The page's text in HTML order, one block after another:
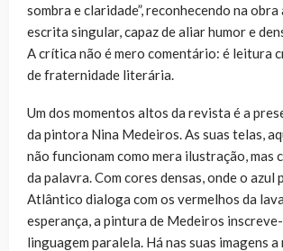
sombra e claridade”, reconhecendo na obra
escrita singular, capaz de aliar humor e
A crítica não é mero comentário: é leitura
de fraternidade literária.
Um dos momentos altos da revista é a
da pintora Nina Medeiros. As suas telas,
não funcionam como mera ilustração, mas
da palavra. Com cores densas, onde o azul
Atlântico dialoga com os vermelhos da
esperança, a pintura de Medeiros
linguagem paralela. Há nas suas imagens a